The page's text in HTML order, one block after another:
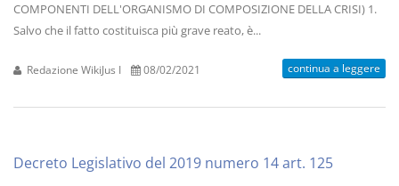
COMPONENTI DELL'ORGANISMO DI COMPOSIZIONE DELLA CRISI) 1.
Salvo che il fatto costituisca più grave reato, è...
Redazione WikiJus I 08/02/2021 continua a leggere
Decreto Legislativo del 2019 numero 14 art. 125